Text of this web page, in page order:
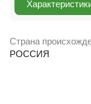
Страна
РОССИЯ